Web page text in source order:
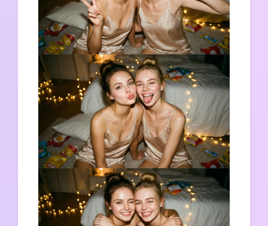
Estilo: brilho de tela dourada quente, sombras suaves, textura
granulada, atmosfera íntima da noite com energia divertida
frívola. Relação de aspecto 3: 4, sem borda, tela preenchida.